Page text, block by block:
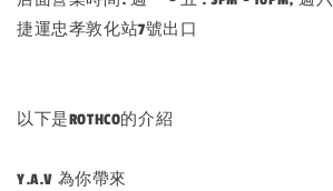
捷運忠孝敦化站7號出口
以下是ROTHCO的介紹
Y.A.V 為你帶來